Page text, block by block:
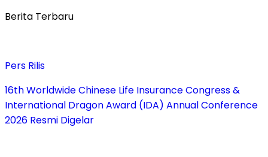
Berita Terbaru
Pers Rilis
16th Worldwide Chinese Life Insurance Congress &
International Dragon Award (IDA) Annual Conference
2026 Resmi Digelar